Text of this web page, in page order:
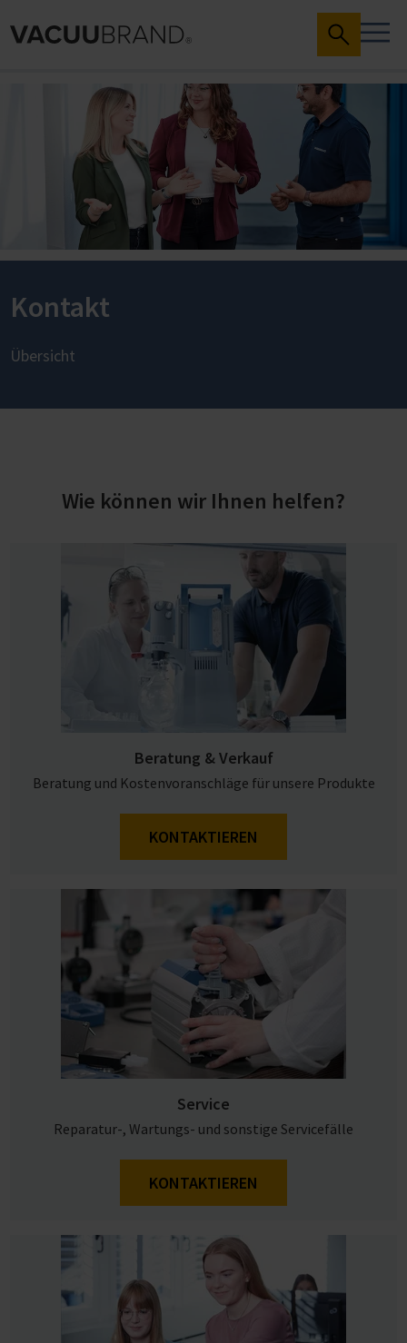
Kontakt
Übersicht
Wie können wir Ihnen helfen?
Beratung & Verkauf
Beratung und Kostenvoranschläge für unsere Produkte
KONTAKTIEREN
Service
Reparatur-, Wartungs- und sonstige Servicefälle
KONTAKTIEREN